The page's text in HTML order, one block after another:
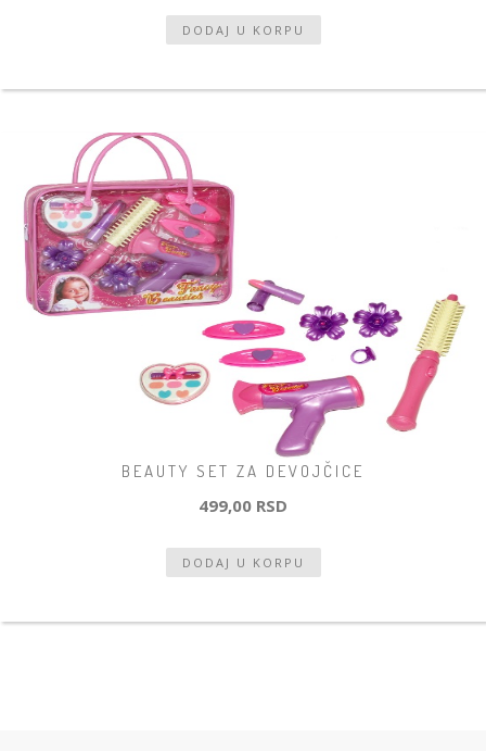
BEAUTY SET ZA DEVOJČICE
499,00 RSD